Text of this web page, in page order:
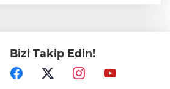
Fener’e mi, Beşiktaş’a mı geliyor?
Bizi Takip Edin!